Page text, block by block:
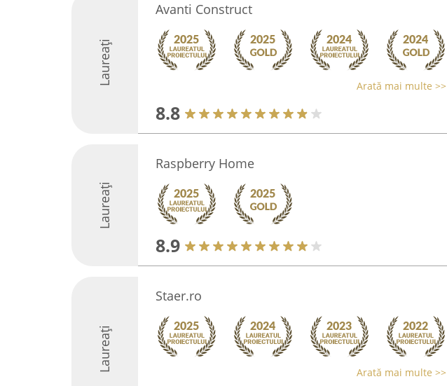
Laureați
Avanti Construct
Arată mai multe >>
8.8
Laureați
Raspberry Home
8.9
Laureați
Staer.ro
Arată mai multe >>